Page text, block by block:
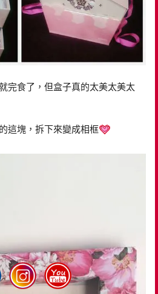
完食了，但盒子真的太美太美太
這塊，拆下來變成相框